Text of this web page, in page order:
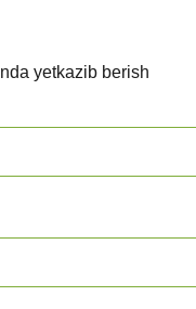
yetkazib berish